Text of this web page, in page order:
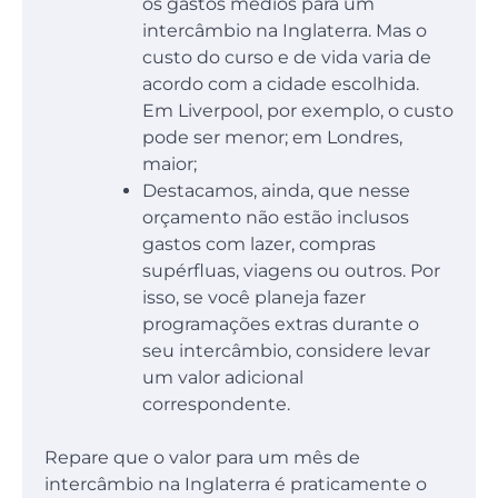
intercâmbio na Inglaterra. Mas o
custo do curso e de vida varia de
acordo com a cidade escolhida.
Em Liverpool, por exemplo, o custo
pode ser menor; em Londres,
maior;
Destacamos, ainda, que nesse
orçamento não estão inclusos
gastos com lazer, compras
supérfluas, viagens ou outros. Por
isso, se você planeja fazer
programações extras durante o
seu intercâmbio, considere levar
um valor adicional
correspondente.
Repare que o valor para um mês de
intercâmbio na Inglaterra é praticamente o